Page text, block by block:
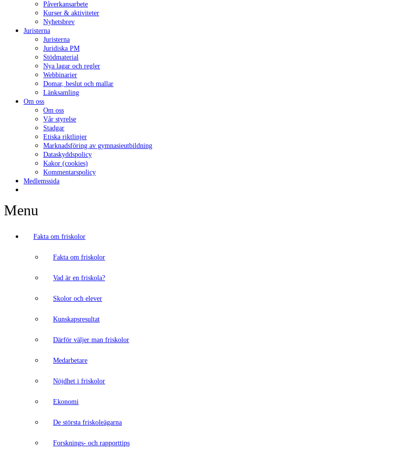
Påverkansarbete
Kurser & aktiviteter
Nyhetsbrev
Juristerna
Juristerna
Juridiska PM
Stödmaterial
Nya lagar och regler
Webbinarier
Domar, beslut och mallar
Länksamling
Om oss
Om oss
Vår styrelse
Stadgar
Etiska riktlinjer
Marknadsföring av gymnasieutbildning
Dataskyddspolicy
Kakor (cookies)
Kommentarspolicy
Medlemssida
Menu
Fakta om friskolor
Fakta om friskolor
Vad är en friskola?
Skolor och elever
Kunskapsresultat
Därför väljer man friskolor
Medarbetare
Nöjdhet i friskolor
Ekonomi
De största friskoleägarna
Forsknings- och rapporttips